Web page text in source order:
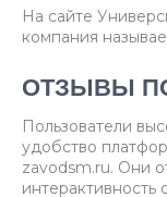
На сайте
компания
ОТЗЫВЫ
Пользователи
удобство
zavodsm.ru. Они